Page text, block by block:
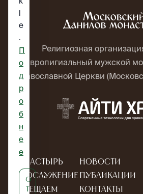
Религиозная
ставропигиальный мужской
Православной Церкви
Монастырь
Богослужение
Посещаем
Новости
Публикации
Контакты
i
e
.
П
о
д
р
о
б
н
е
е
О
т